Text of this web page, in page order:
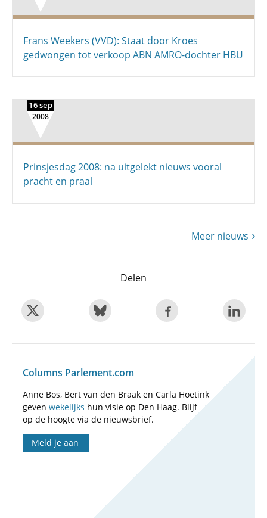
Frans Weekers (VVD): Staat door Kroes
gedwongen tot verkoop ABN AMRO-dochter HBU
16 sep
2008
Prinsjesdag 2008: na uitgelekt nieuws vooral
pracht en praal
Meer nieuws
Delen
Columns Parlement.com
Anne Bos, Bert van den Braak en Carla Hoetink
geven wekelijks hun visie op Den Haag. Blijf
op de hoogte via de nieuwsbrief.
Meld je aan